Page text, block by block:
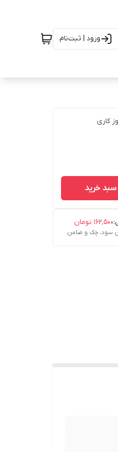
ورود | ثبت‌نام
کاری
سبد خرید
۱۶۲٬۵۰۰ تومان